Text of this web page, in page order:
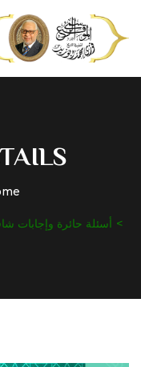
أسئلة حائرة وإجابات